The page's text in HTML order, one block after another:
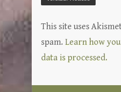
This site uses
spam. Learn how
data is processed.